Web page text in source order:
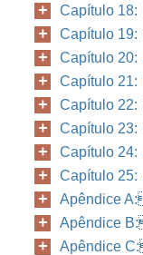
Capítulo 18:
Capítulo 19:
Capítulo 20:
Capítulo 21:
Capítulo 22:
Capítulo 23:
Capítulo
Capítulo 25:
Apêndice
Apêndice
Apêndice